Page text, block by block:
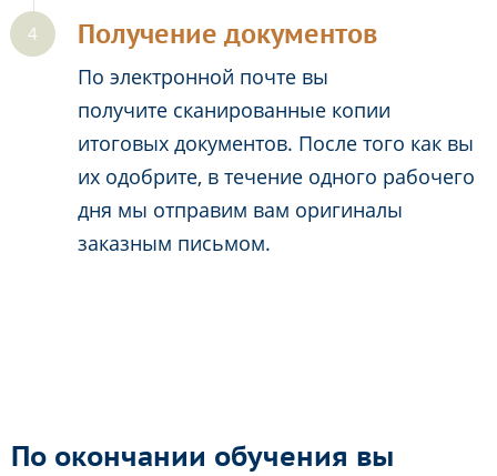
Получение документов
По электронной почте вы
получите сканированные копии
итоговых документов. После того как вы
их одобрите, в течение одного рабочего
дня мы отправим вам оригиналы
заказным письмом.
По окончании обучения вы